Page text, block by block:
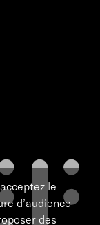
le
d’audience
des